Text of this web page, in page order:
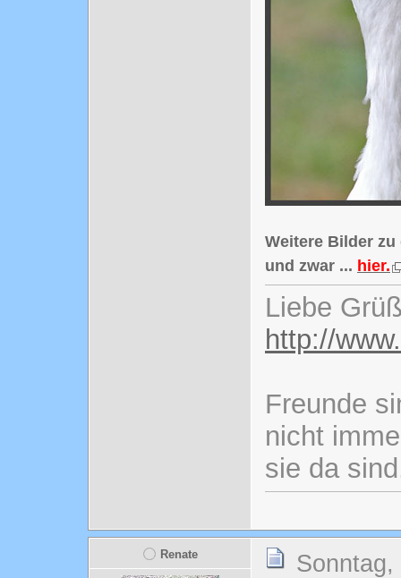
Weitere Bilder
und zwar ... hier.
Liebe
http://
Freunde
nicht
sie da
Renate